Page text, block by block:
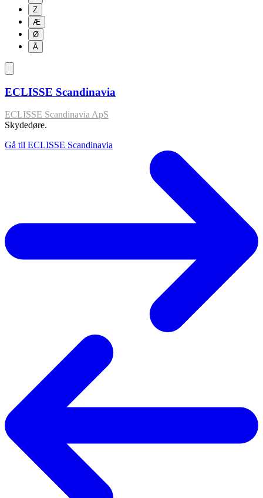
Z
Æ
Ø
Å
ECLISSE Scandinavia
ECLISSE Scandinavia ApS
Skydedøre.
Gå til ECLISSE Scandinavia